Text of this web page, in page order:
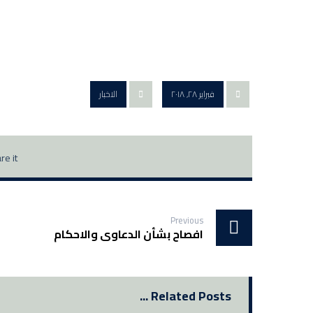
فبراير ٢٨, ٢٠١٨ الاخبار
Previous
افصاح بشأن الدعاوى والاحكام
Related Posts ...